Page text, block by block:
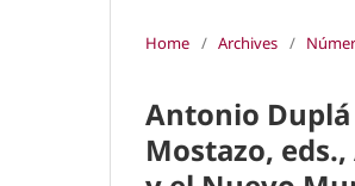
Home / Archives /
Antonio Duplá
Mostazo,